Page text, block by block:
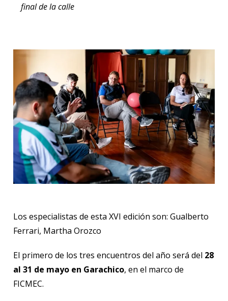
final de la calle
Los especialistas de esta XVI edición son: Gualberto
Ferrari, Martha Orozco
El primero de los tres encuentros del año será del 28
al 31 de mayo en Garachico, en el marco de
FICMEC.